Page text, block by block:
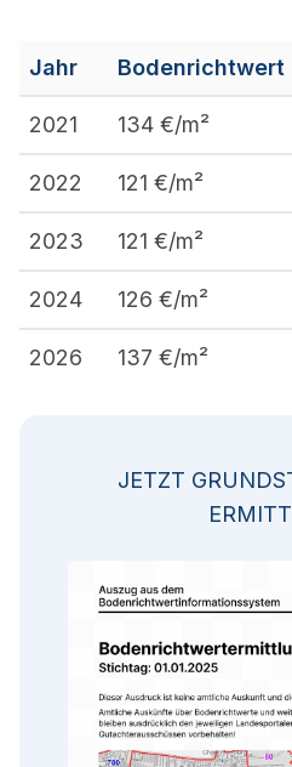
Jahr Bodenrichtwert
2021 134 €/m²
2022 121 €/m²
2023 121 €/m²
2024 126 €/m²
2026 137 €/m²
JETZT